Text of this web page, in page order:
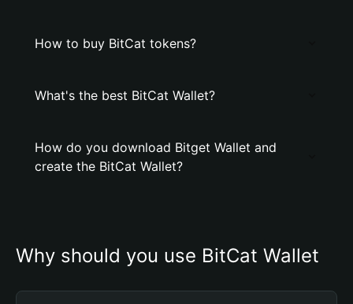
How to buy BitCat tokens?
What's the best BitCat Wallet?
How do you download Bitget Wallet and
create the BitCat Wallet?
Why should you use BitCat Wallet